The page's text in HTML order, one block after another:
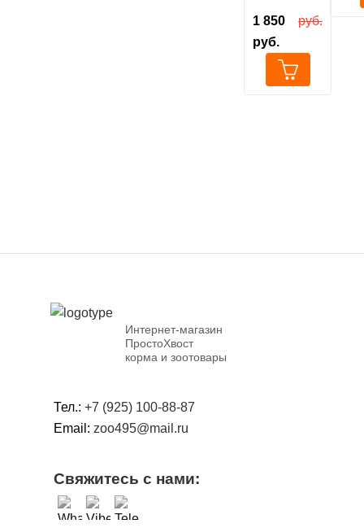
Line Cristal
Clean Мусс
для
устранения
желтизны
1 850
руб.
руб.
Интернет-магазин
ПростоХвост
корма и зоотовары
Тел.: +7 (925) 100-88-87
Email: zoo495@mail.ru
Свяжитесь с нами: